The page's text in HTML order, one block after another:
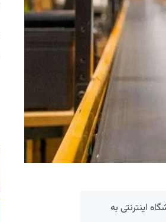
اینترنتی به